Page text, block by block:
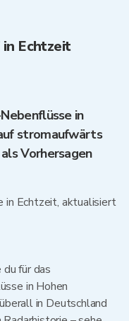
Echtzeit
in
stromaufwärts
Vorhersagen
in Echtzeit, aktualisiert
für das
in Hohen
in Deutschland